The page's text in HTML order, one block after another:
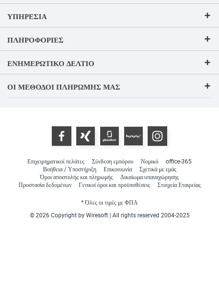
ΥΠΗΡΕΣΊΑ
ΠΛΗΡΟΦΟΡΊΕΣ
ΕΝΗΜΕΡΩΤΙΚΌ ΔΕΛΤΊΟ
ΟΙ ΜΈΘΟΔΟΙ ΠΛΗΡΩΜΉΣ ΜΑΣ
Επιχειρηματικοί πελάτες Σύνδεση εμπόρου Νομικό
office-365
Βοήθεια / Υποστήριξη
Επικοινωνία
Σχετικά με εμάς
Όροι αποστολής και πληρωμής
Δικαίωμα υπαναχώρησης
Προστασία δεδομένων
Γενικοί όροι και προϋποθέσεις Στοιχεία Εταιρείας
* Όλες οι τιμές με ΦΠΑ
© 2026 Copyright by Wiresoft | All rights reserved 2004-2025